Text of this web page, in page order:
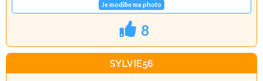
Je modifie ma photo
8
SYLVIE56